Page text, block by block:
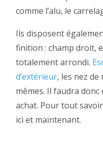
comme l’alu, le
Ils disposent
finition : champ droit,
totalement arrondi.
d’extérieur, les nez de
mêmes. Il faudra
achat. Pour tout
ici et maintenant.